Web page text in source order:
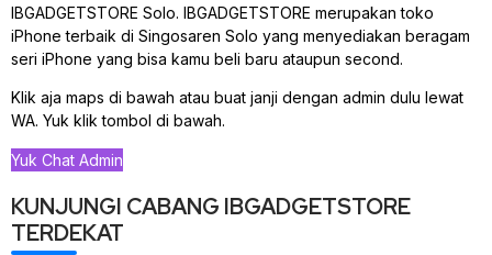
IBGADGETSTORE Solo. IBGADGETSTORE merupakan toko
iPhone terbaik di Singosaren Solo yang menyediakan beragam
seri iPhone yang bisa kamu beli baru ataupun second.
Klik aja maps di bawah atau buat janji dengan admin dulu lewat
WA. Yuk klik tombol di bawah.
Yuk Chat Admin
KUNJUNGI CABANG IBGADGETSTORE
TERDEKAT